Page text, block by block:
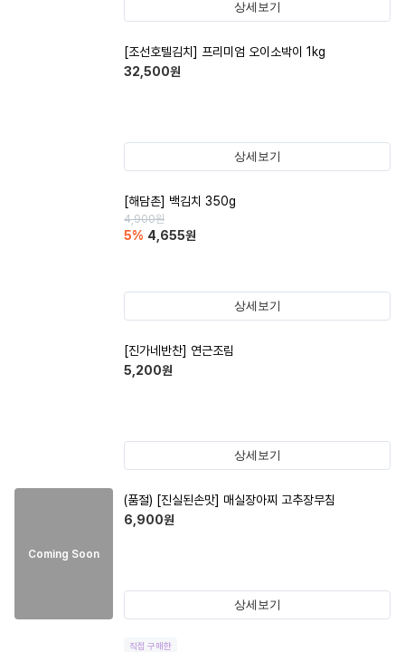
상세보기
[조선호텔김치] 프리미엄 오이소박이 1kg
32,500원
상세보기
[해담촌] 백김치 350g
4,900원
5% 4,655원
상세보기
[진가네반찬] 연근조림
5,200원
상세보기
Coming Soon
(품절) [진실된손맛] 매실장아찌 고추장무침
6,900원
상세보기
직접 구매한